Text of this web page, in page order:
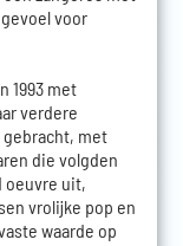
voor
1993 met
verdere
met
die volgden
oeuvre uit,
vrolijke pop en
waarde op